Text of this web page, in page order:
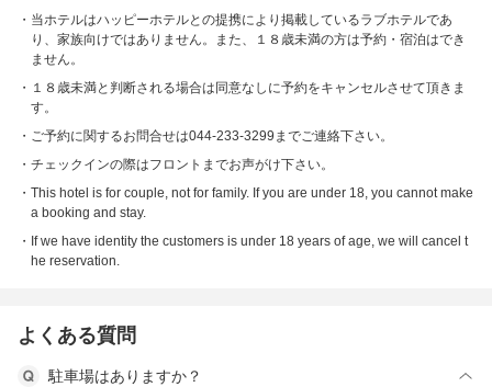
当ホテルはハッピーホテルとの提携により掲載しているラブホテルであ
り、家族向けではありません。また、１８歳未満の方は予約・宿泊はでき
ません。
１８歳未満と判断される場合は同意なしに予約をキャンセルさせて頂きま
す。
ご予約に関するお問合せは044-233-3299までご連絡下さい。
チェックインの際はフロントまでお声がけ下さい。
This hotel is for couple, not for family. If you are under 18, you cannot make
a booking and stay.
If we have identity the customers is under 18 years of age, we will cancel t
he reservation.
よくある質問
駐車場はありますか？